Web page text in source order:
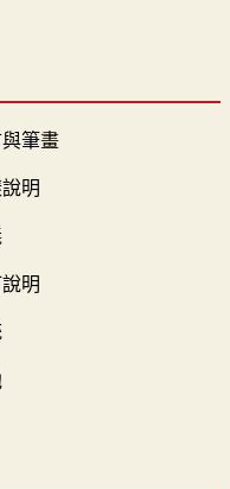
筆畫
明
明